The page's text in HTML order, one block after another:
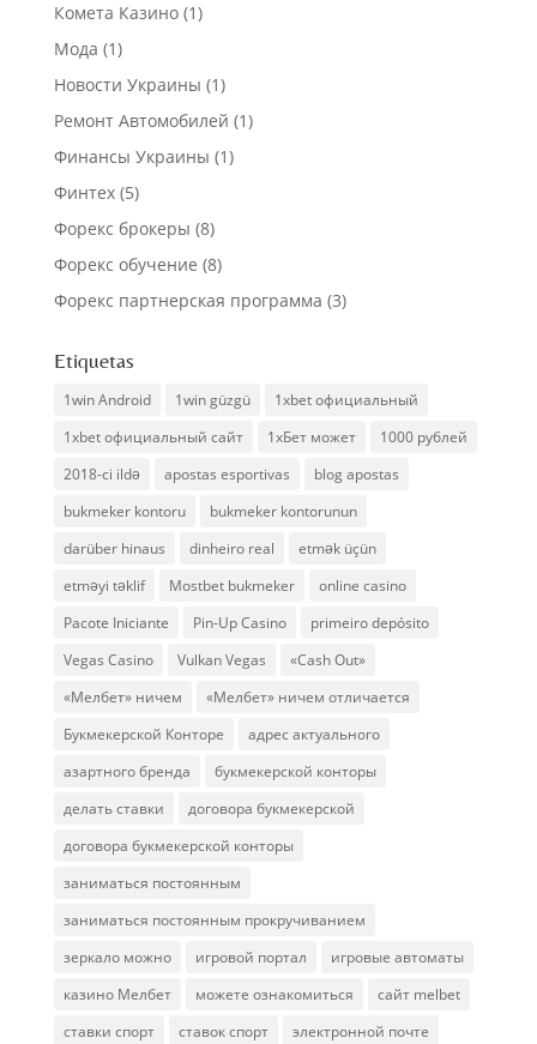
Комета Казино(1)
Мода (1)
Новости Украины (1)
Ремонт Автомобилей (1)
Финансы Украины (1)
Финтех(5)
Форекс брокеры (8)
Форекс обучение (8)
Форекс партнерская программа (3)
Etiquetas
1win Android 1win güzgü
1xbet официальный
1xbet официальный сайт
1хБет может
1000 рублей
2018-ci ildə
apostas esportivas
blog apostas
bukmeker kontoru
bukmeker kontorunun
darüber hinaus
dinheiro real
etmək üçün
etməyi təklif
Mostbet bukmeker
online casino
Pacote Iniciante
Pin-Up Casino
primeiro depósito
Vegas Casino
Vulkan Vegas
«Cash Out»
«Мелбет» ничем
«Мелбет» ничем отличается
Букмекерской Конторе
адрес актуального
азартного бренда
букмекерской конторы
делать ставки
договора букмекерской
договора букмекерской конторы
заниматься постоянным
заниматься постоянным прокручиванием
зеркало можно
игровой портал
игровые автоматы
казино Мелбет
можете ознакомиться
сайт melbet
ставки спорт
ставок спорт
электронной почте